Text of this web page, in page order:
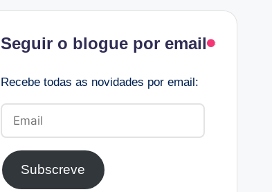
Seguir o blogue por email
Recebe todas as novidades por email:
Email
Subscreve